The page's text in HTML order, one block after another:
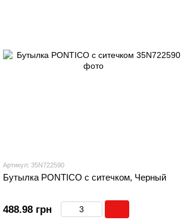
Артикул: 35N722590
Бутылка PONTICO с ситечком, Черный
488.98 грн